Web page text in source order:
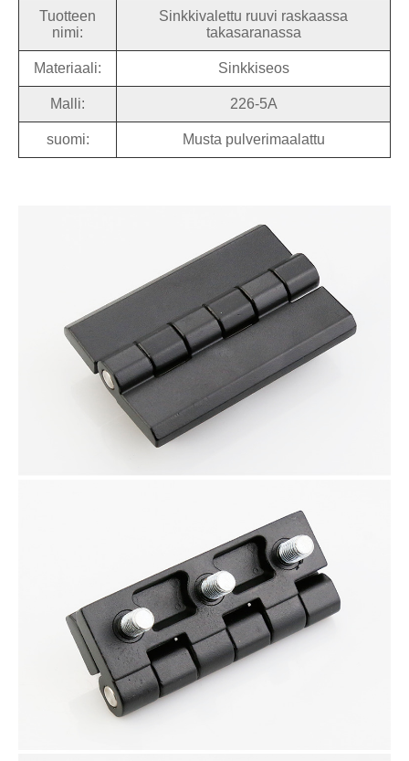
Tuotteen
nimi:
Sinkkivalettu ruuvi raskaassa
takasaranassa
Materiaali: Sinkkiseos
Malli: 226-5A
suomi: Musta pulverimaalattu